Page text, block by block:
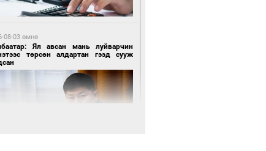
08-03 өмнө
Ял авсан мань луйварчин
төрсөн алдартан гээд сууж